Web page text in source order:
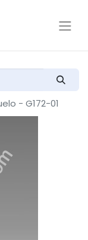
- G172-01